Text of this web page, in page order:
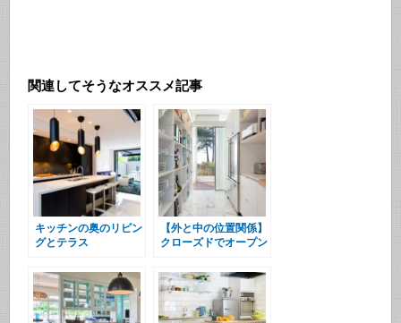
関連してそうなオススメ記事
キッチンの奥のリビン
グとテラス
【外と中の位置関係】
クローズドでオープン